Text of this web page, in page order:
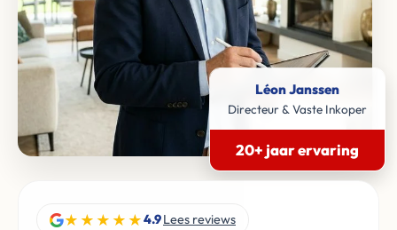
Léon Janssen
Directeur & Vaste Inkoper
20+ jaar ervaring
★★★★★4.9Lees reviews